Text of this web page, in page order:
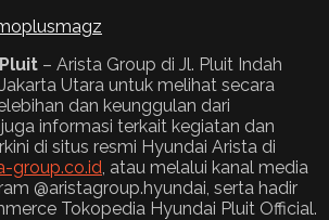
– Arista Group di Jl. Pluit Indah
Utara untuk melihat secara
dan keunggulan dari
informasi terkait kegiatan dan
di situs resmi Hyundai Arista di
group.co.id , atau melalui kanal media
@aristagroup.hyundai, serta hadir
Tokopedia Hyundai Pluit Official.